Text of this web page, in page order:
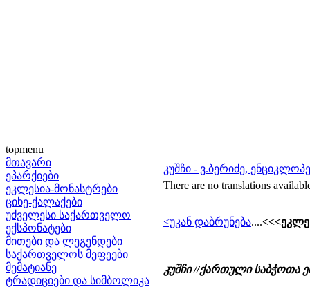
topmenu
მთავარი
ეპარქიები
ეკლესია-მონასტრები
ციხე-ქალაქები
უძველესი საქართველო
ექსპონატები
მითები და ლეგენდები
საქართველოს მეფეები
მემატიანე
ტრადიციები და სიმბოლიკა
კუშჩი - ვ.ბერიძე,
There are no translations
<უკან დაბრუნება....
კუშჩი //ქართული საბჭოთა